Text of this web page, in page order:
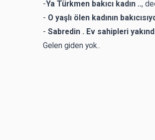
-Ya Türkmen bakıcı kadın ..,
- O yaşlı ölen kadının
- Sabredin . Ev sahipleri
Gelen giden yok..